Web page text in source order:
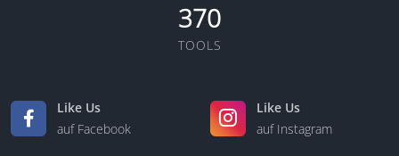
370
TOOLS
Like Us
auf Facebook
Like Us
auf Instagram